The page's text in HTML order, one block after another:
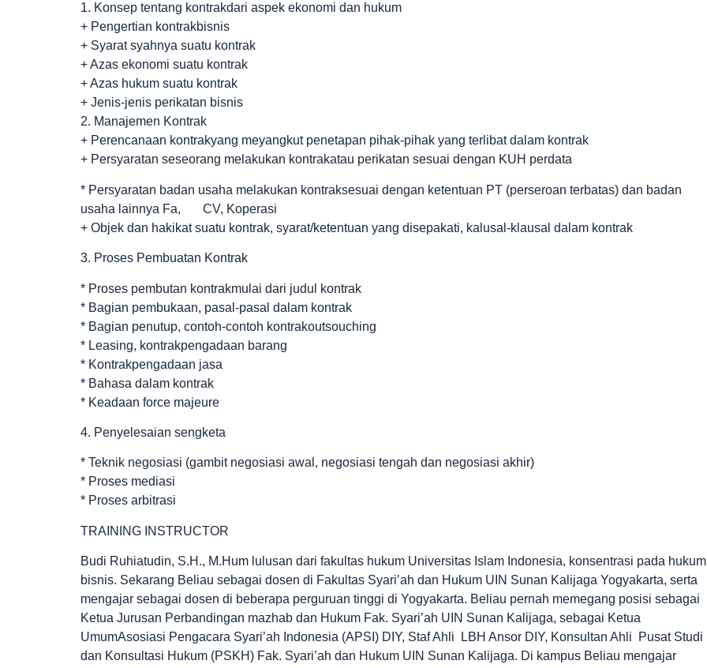
1. Konsep tentang kontrakdari aspek ekonomi dan hukum
+ Pengertian kontrakbisnis
+ Syarat syahnya suatu kontrak
+ Azas ekonomi suatu kontrak
+ Azas hukum suatu kontrak
+ Jenis-jenis perikatan bisnis
2. Manajemen Kontrak
+ Perencanaan kontrakyang meyangkut penetapan pihak-pihak yang terlibat dalam kontrak
+ Persyaratan seseorang melakukan kontrakatau perikatan sesuai dengan KUH perdata
* Persyaratan badan usaha melakukan kontraksesuai dengan ketentuan PT (perseroan terbatas) dan badan
usaha lainnya Fa, CV, Koperasi
+ Objek dan hakikat suatu kontrak, syarat/ketentuan yang disepakati, kalusal-klausal dalam kontrak
3. Proses Pembuatan Kontrak
* Proses pembutan kontrakmulai dari judul kontrak
* Bagian pembukaan, pasal-pasal dalam kontrak
* Bagian penutup, contoh-contoh kontrakoutsouching
* Leasing, kontrakpengadaan barang
* Kontrakpengadaan jasa
* Bahasa dalam kontrak
* Keadaan force majeure
4. Penyelesaian sengketa
* Teknik negosiasi (gambit negosiasi awal, negosiasi tengah dan negosiasi akhir)
* Proses mediasi
* Proses arbitrasi
TRAINING INSTRUCTOR
Budi Ruhiatudin, S.H., M.Hum lulusan dari fakultas hukum Universitas Islam Indonesia, konsentrasi pada hukum
bisnis. Sekarang Beliau sebagai dosen di Fakultas Syari’ah dan Hukum UIN Sunan Kalijaga Yogyakarta, serta
mengajar sebagai dosen di beberapa perguruan tinggi di Yogyakarta. Beliau pernah memegang posisi sebagai
Ketua Jurusan Perbandingan mazhab dan Hukum Fak. Syari’ah UIN Sunan Kalijaga, sebagai Ketua
UmumAsosiasi Pengacara Syari’ah Indonesia (APSI) DIY, Staf Ahli LBH Ansor DIY, Konsultan Ahli Pusat Studi
dan Konsultasi Hukum (PSKH) Fak. Syari’ah dan Hukum UIN Sunan Kalijaga. Di kampus Beliau mengajar